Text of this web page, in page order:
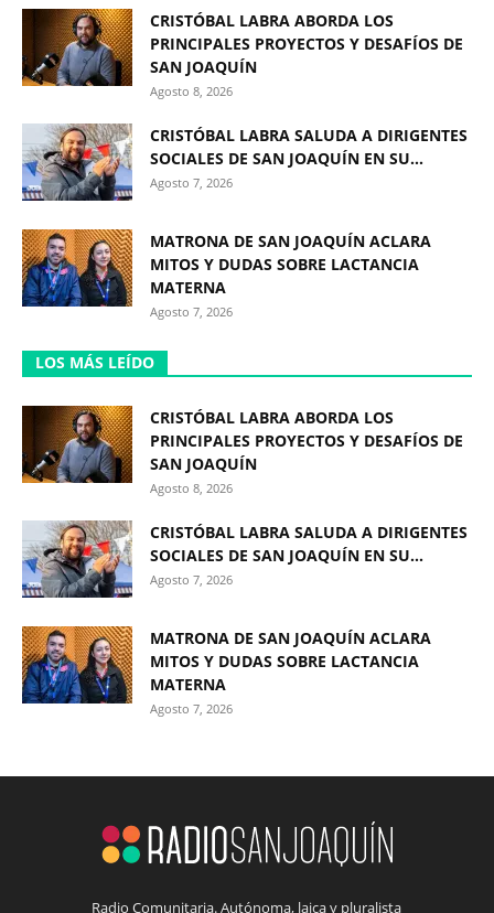
CRISTÓBAL LABRA ABORDA LOS
PRINCIPALES PROYECTOS Y DESAFÍOS DE
SAN JOAQUÍN
Agosto 8, 2026
CRISTÓBAL LABRA SALUDA A DIRIGENTES
SOCIALES DE SAN JOAQUÍN EN SU...
Agosto 7, 2026
MATRONA DE SAN JOAQUÍN ACLARA
MITOS Y DUDAS SOBRE LACTANCIA
MATERNA
Agosto 7, 2026
LOS MÁS LEÍDO
CRISTÓBAL LABRA ABORDA LOS
PRINCIPALES PROYECTOS Y DESAFÍOS DE
SAN JOAQUÍN
Agosto 8, 2026
CRISTÓBAL LABRA SALUDA A DIRIGENTES
SOCIALES DE SAN JOAQUÍN EN SU...
Agosto 7, 2026
MATRONA DE SAN JOAQUÍN ACLARA
MITOS Y DUDAS SOBRE LACTANCIA
MATERNA
Agosto 7, 2026
Radio Comunitaria. Autónoma, laica y pluralista